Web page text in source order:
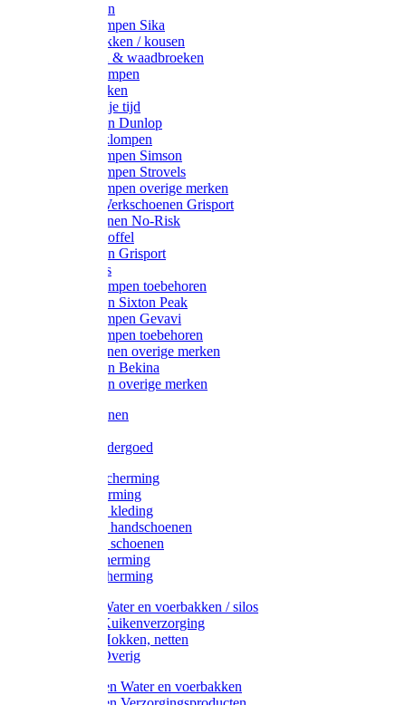
Werksokken
Schoenklompen Sika
Thermo sokken / kousen
Lieslaarzen & waadbroeken
Houten klompen
Wandelsokken
Laarzen vrije tijd
Werklaarzen Dunlop
Kunststof klompen
Schoenklompen Simson
Schoenklompen Strovels
Schoenklompen overige merken
Wandel-/ Werkschoenen Grisport
Werkschoenen No-Risk
Klomppantoffel
Werklaarzen Grisport
Accessoires
Houten klompen toebehoren
Werklaarzen Sixton Peak
Schoenklompen Gevavi
Schoenklompen toebehoren
Werkschoenen overige merken
Werklaarzen Bekina
Werklaarzen overige merken
Handschoenen
Thermo ondergoed
Gehoorbescherming
Oogbescherming
Disposable kleding
Disposable handschoenen
Disposable schoenen
Mondbescherming
Hoofdbescherming
Pluimvee Water en voerbakken / silos
Pluimvee Kuikenverzorging
Pluimvee Hokken, netten
Pluimvee Overig
Knaagdieren Water en voerbakken